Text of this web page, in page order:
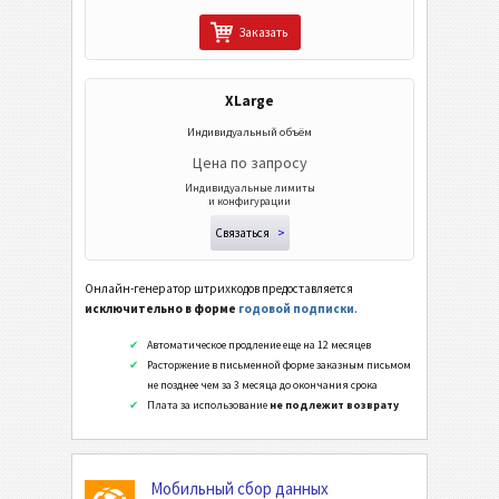
Двуполосный Фармакод
PPN (Pharmacy Product Number)
ISBN Коды
Визитки
События
Wi-Fi Коды
Заказать
XLarge
Индивидуальный объём
Цена по запросу
Индивидуальные лимиты
и конфигурации
Связаться >
Онлайн-генератор штрихкодов предоставляется
исключительно в форме годовой подписки.
Автоматическое продление еще на 12 месяцев
Расторжение в письменной форме заказным письмом
не позднее чем за 3 месяца до окончания срока
Плата за использование не подлежит возврату
Мобильный сбор данных